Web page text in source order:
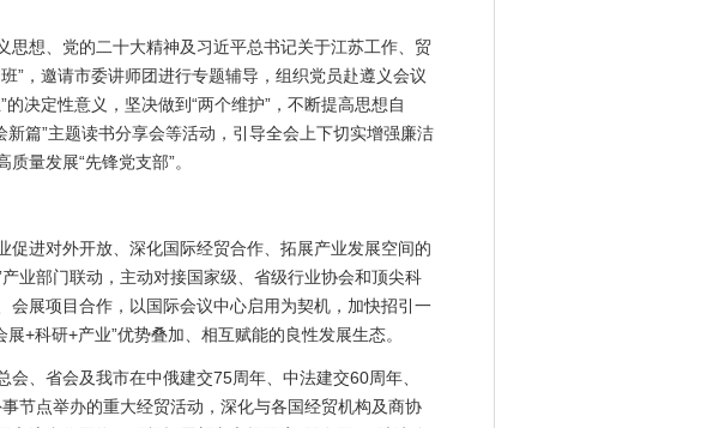
想、党的二十大精神及习近平总书记关于江苏工作、贸
”，邀请市委讲师团进行专题辅导，组织党员赴遵义会议
决定性意义，坚决做到“两个维护”，不断提高思想自
篇”主题读书分享会等活动，引导全会上下切实增强廉洁
量发展“先锋党支部”。
进对外开放、深化国际经贸合作、拓展产业发展空间的
业部门联动，主动对接国家级、省级行业协会和顶尖科
展项目合作，以国际会议中心启用为契机，加快招引一
+科研+产业”优势叠加、相互赋能的良性发展生态。
、省会及我市在中俄建交75周年、中法建交60周年、
节点举办的重大经贸活动，深化与各国经贸机构及商协